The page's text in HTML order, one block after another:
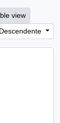
view